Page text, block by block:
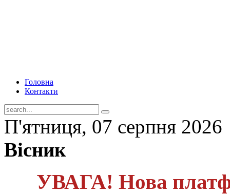
Головна
Контакти
П'ятниця, 07 серпня 2026
Вісник
УВАГА! Нова